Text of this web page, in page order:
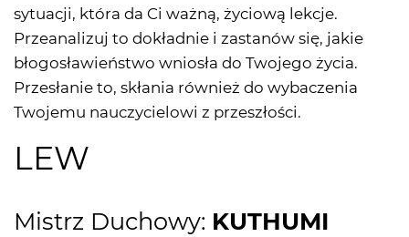
sytuacji, która da Ci ważną, życiową lekcje.
Przeanalizuj to dokładnie i zastanów się, jakie
błogosławieństwo wniosła do Twojego życia.
Przesłanie to, skłania również do wybaczenia
Twojemu nauczycielowi z przeszłości.
LEW
Mistrz Duchowy: KUTHUMI